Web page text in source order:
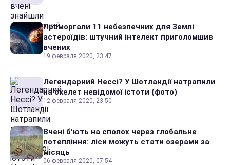
Проморгали 11 небезпечних для Землі
астероїдів: штучний інтелект приголомшив
вчених
19 февраля 2020, 23:47
Легендарний Нессі? У Шотландії натрапили
на скелет невідомої істоти (фото)
12 февраля 2020, 23:50
Вчені б'ють на сполох через глобальне
потепління: ліси можуть стати озерами за
місяць
06 февраля 2020, 07:54